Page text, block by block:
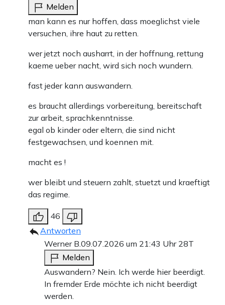
Melden
man kann es nur hoffen, dass moeglichst viele
versuchen, ihre haut zu retten.
wer jetzt noch ausharrt, in der hoffnung, rettung
kaeme ueber nacht, wird sich noch wundern.
fast jeder kann auswandern.
es braucht allerdings vorbereitung, bereitschaft
zur arbeit, sprachkenntnisse.
egal ob kinder oder eltern, die sind nicht
festgewachsen, und koennen mit.
macht es !
wer bleibt und steuern zahlt, stuetzt und kraeftigt
das regime.
46
Antworten
Werner B. 09.07.2026 um 21:43 Uhr 28T
Melden
Auswandern? Nein. Ich werde hier beerdigt.
In fremder Erde möchte ich nicht beerdigt
werden.